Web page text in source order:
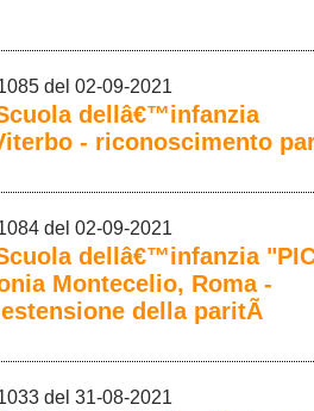
del 02-09-2021
dellâ€™infanzia
- riconoscimento
del 02-09-2021
dellâ€™infanzia
Montecelio, Roma -
della paritÃ
del 31-08-2021